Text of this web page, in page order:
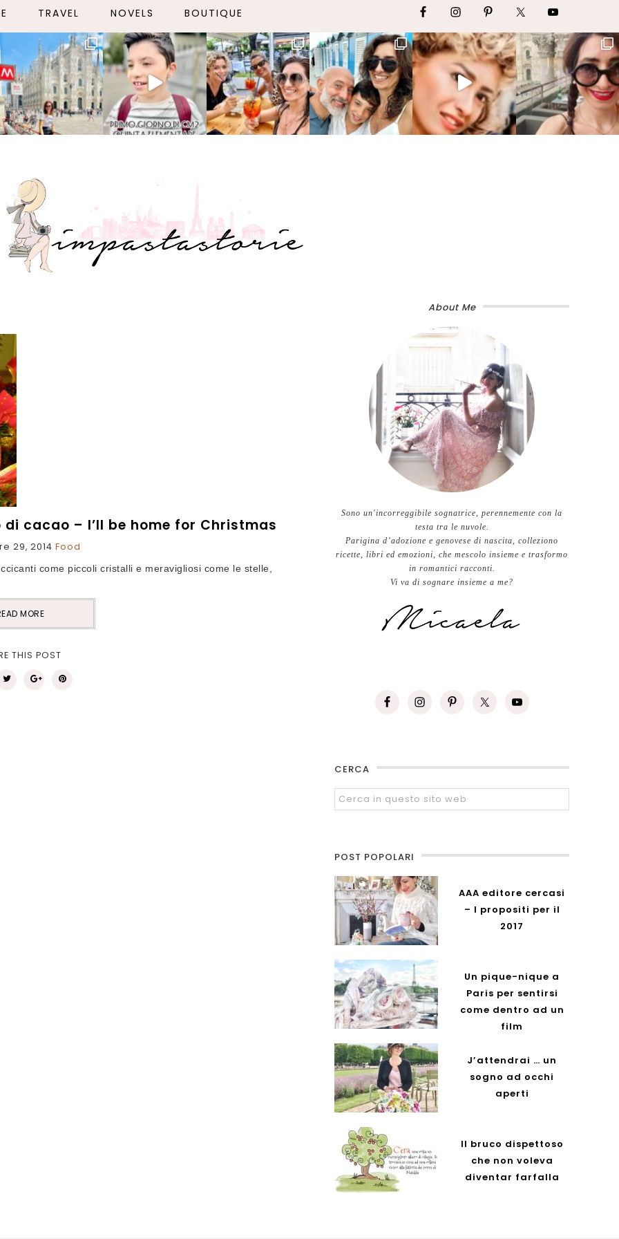
TRAVEL NOVELS BOUTIQUE
cacao – I’ll be home for Christmas
29, 2014 Food
come piccoli cristalli e meravigliosi come le stelle,
MORE
THIS POST
About Me
Sono un'incorreggibile sognatrice, perennemente con la
testa tra le nuvole.
Parigina d’adozione e genovese di nascita, colleziono
ricette, libri ed emozioni, che mescolo insieme e trasformo
in romantici racconti.
Vi va di sognare insieme a me?
CERCA
POST POPOLARI
AAA editore cercasi
– I propositi per il
2017
Un pique-nique a
Paris per sentirsi
come dentro ad un
film
J’attendrai … un
sogno ad occhi
aperti
Il bruco dispettoso
che non voleva
diventar farfalla